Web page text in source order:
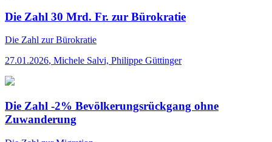
Die Zahl 30 Mrd. Fr. zur Bürokratie
Die Zahl zur Bürokratie
27.01.2026, Michele Salvi, Philippe Güttinger
Die Zahl -2% Bevölkerungsrückgang ohne
Zuwanderung